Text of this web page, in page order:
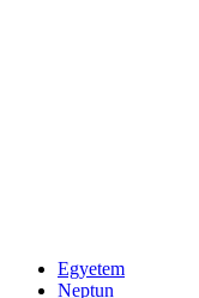
Egyetem
Neptun